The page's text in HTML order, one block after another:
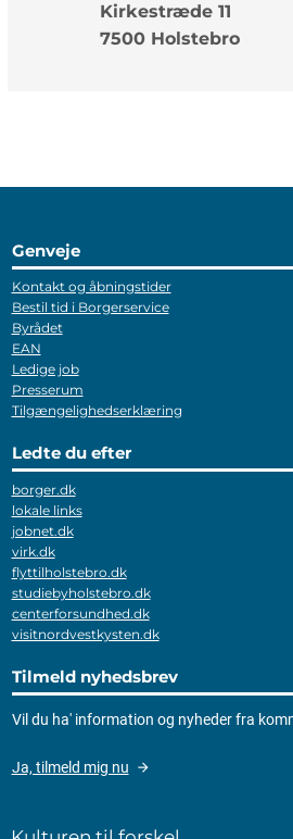
Kirkestræde 11
7500 Holstebro
Genveje
Kontakt og åbningstider
Bestil tid i Borgerservice
Byrådet
EAN
Ledige job
Presserum
Tilgængelighedserklæring
Ledte du efter
borger.dk
lokale links
jobnet.dk
virk.dk
flyttilholstebro.dk
studiebyholstebro.dk
centerforsundhed.dk
visitnordvestkysten.dk
Tilmeld nyhedsbrev
Vil du ha' information og nyheder fra
Ja, tilmeld mig nu